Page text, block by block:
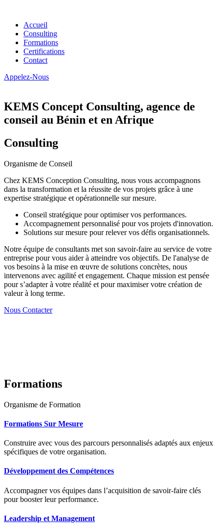
Accueil
Consulting
Formations
Certifications
Contact
Appelez-Nous
KEMS Concept Consulting, agence de
conseil au Bénin et en Afrique
Consulting
Organisme de Conseil
Chez KEMS Conception Consulting, nous vous accompagnons
dans la transformation et la réussite de vos projets grâce à une
expertise stratégique et opérationnelle sur mesure.
Conseil stratégique pour optimiser vos performances.
Accompagnement personnalisé pour vos projets d'innovation.
Solutions sur mesure pour relever vos défis organisationnels.
Notre équipe de consultants met son savoir-faire au service de votre
entreprise pour vous aider à atteindre vos objectifs. De l'analyse de
vos besoins à la mise en œuvre de solutions concrètes, nous
intervenons avec agilité et engagement. Chaque mission est pensée
pour s’adapter à votre réalité et pour maximiser votre création de
valeur à long terme.
Nous Contacter
Formations
Organisme de Formation
Formations Sur Mesure
Construire avec vous des parcours personnalisés adaptés aux enjeux
spécifiques de votre organisation.
Développement des Compétences
Accompagner vos équipes dans l’acquisition de savoir-faire clés
pour booster leur performance.
Leadership et Management